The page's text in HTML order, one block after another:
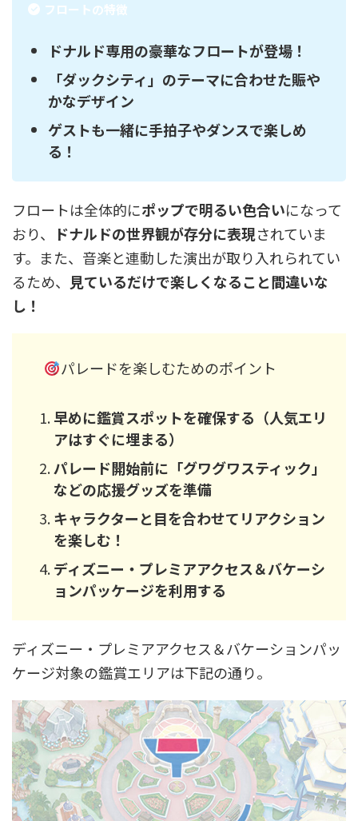
フロートの特徴
ドナルド専用の豪華なフロートが登場！
「ダックシティ」のテーマに合わせた賑や
かなデザイン
ゲストも一緒に手拍子やダンスで楽しめ
る！
フロートは全体的にポップで明るい色合いになって
おり、
ドナルドの世界観が存分に表現されていま
す。また、音楽と連動した演出が取り入れられてい
るため、
見ているだけで楽しくなること間違いな
し！
パレードを楽しむためのポイント
早めに鑑賞スポットを確保する（人気エリ
アはすぐに埋まる）
パレード開始前に「グワグワスティック」
などの応援グッズを準備
キャラクターと目を合わせてリアクション
を楽しむ！
ディズニー・プレミアアクセス＆バケーシ
ョンパッケージを利用する
ディズニー・プレミアアクセス＆バケーションパッ
ケージ対象の鑑賞エリアは下記の通り。